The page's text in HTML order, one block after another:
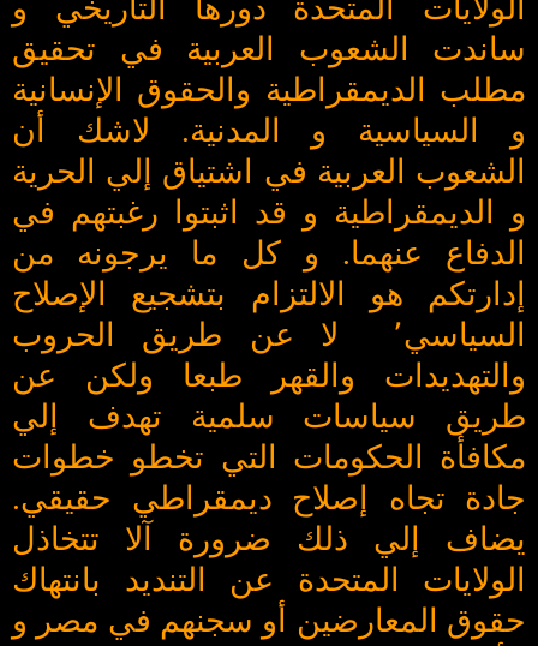
الولايات المتحدة دورها التاريخي و
ساندت الشعوب العربية في تحقيق
مطلب الديمقراطية والحقوق الإنسانية
و السياسية و المدنية. لاشك أن
الشعوب العربية في اشتياق إلي الحرية
و الديمقراطية و قد اثبتوا رغبتهم في
الدفاع عنهما. و كل ما يرجونه من
إدارتكم هو الالتزام بتشجيع الإصلاح
السياسي٬ لا عن طريق الحروب
والتهديدات والقهر طبعا ولكن عن
طريق سياسات سلمية تهدف إلي
مكافأة الحكومات التي تخطو خطوات
جادة تجاه إصلاح ديمقراطي حقيقي.
يضاف إلي ذلك ضرورة آلا تتخاذل
الولايات المتحدة عن التنديد بانتهاك
حقوق المعارضين أو سجنهم في مصر و